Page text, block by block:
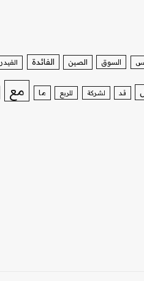
السوق الصين الفائدة
قد لشركة للربع ما مع